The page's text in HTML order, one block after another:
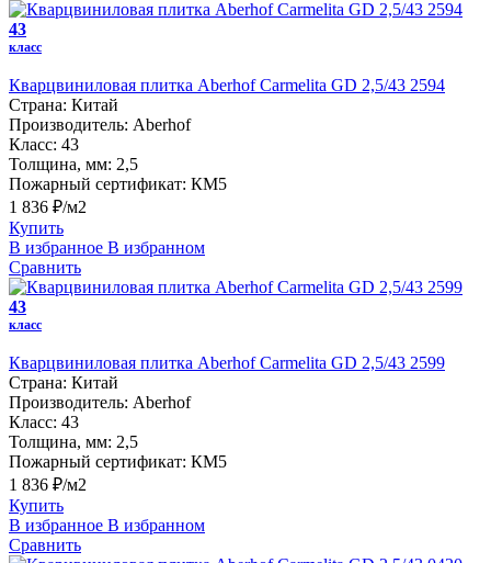
43
класс
Кварцвиниловая плитка Aberhof Carmelita GD 2,5/43 2594
Страна: Китай
Производитель: Aberhof
Класс: 43
Толщина, мм: 2,5
Пожарный сертификат: КМ5
1 836 ₽/м2
Купить
В избранное В избранном
Сравнить
43
класс
Кварцвиниловая плитка Aberhof Carmelita GD 2,5/43 2599
Страна: Китай
Производитель: Aberhof
Класс: 43
Толщина, мм: 2,5
Пожарный сертификат: КМ5
1 836 ₽/м2
Купить
В избранное В избранном
Сравнить